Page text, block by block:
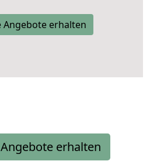
Angebote erhalten
erhalten